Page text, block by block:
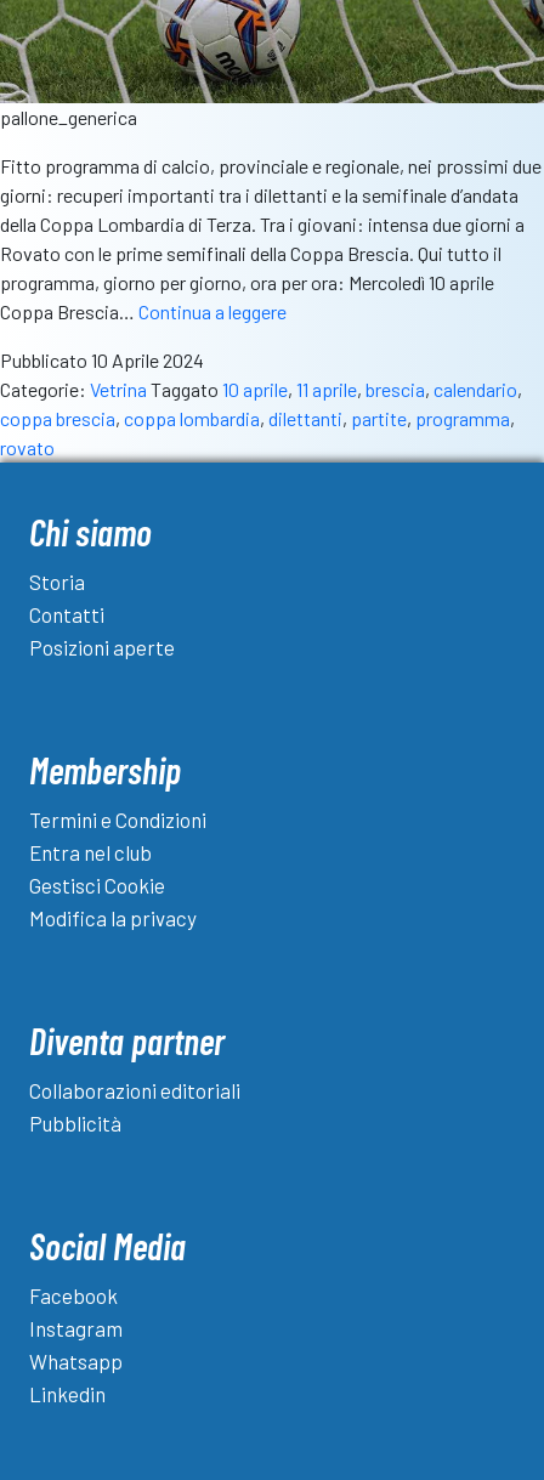
pallone_generica
Fitto programma di calcio, provinciale e regionale, nei prossimi due
giorni: recuperi importanti tra i dilettanti e la semifinale d’andata
della Coppa Lombardia di Terza. Tra i giovani: intensa due giorni a
Rovato con le prime semifinali della Coppa Brescia. Qui tutto il
programma, giorno per giorno, ora per ora: Mercoledì 10 aprile
Coppa Brescia… Continua a leggerePartite
11
aprile:
recuperi,
Pubblicato 10 Aprile 2024
Categorie: Vetrina Taggato 10 aprile, 11 aprile, brescia, calendario,
coppa brescia, coppa lombardia, dilettanti, partite, programma,
rovato
Chi siamo
Storia
Contatti
Posizioni aperte
Membership
Termini e Condizioni
Entra nel club
Gestisci Cookie
Modifica la privacy
Diventa partner
Collaborazioni editoriali
Pubblicità
Social Media
Facebook
Instagram
Whatsapp
Linkedin